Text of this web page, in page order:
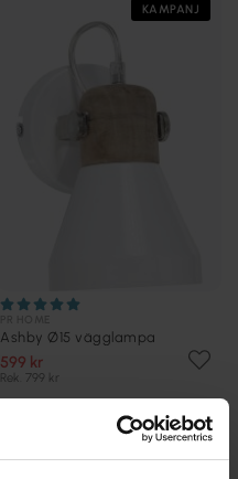
KAMPANJ
Ashby Ø15 vägglampa
599 kr
Rek. 799 kr
PRISMATCH